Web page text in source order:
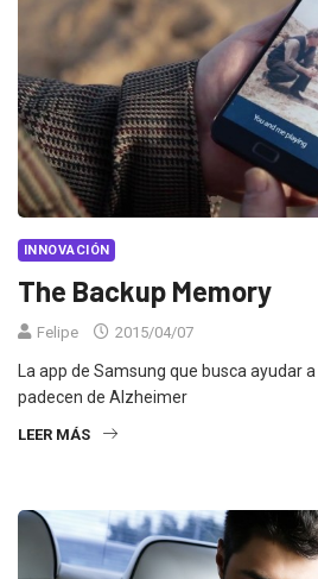
INNOVACIÓN
The Backup Memory
Felipe 2015/04/07
La app de Samsung que busca ayudar
padecen de Alzheimer
LEER MÁS